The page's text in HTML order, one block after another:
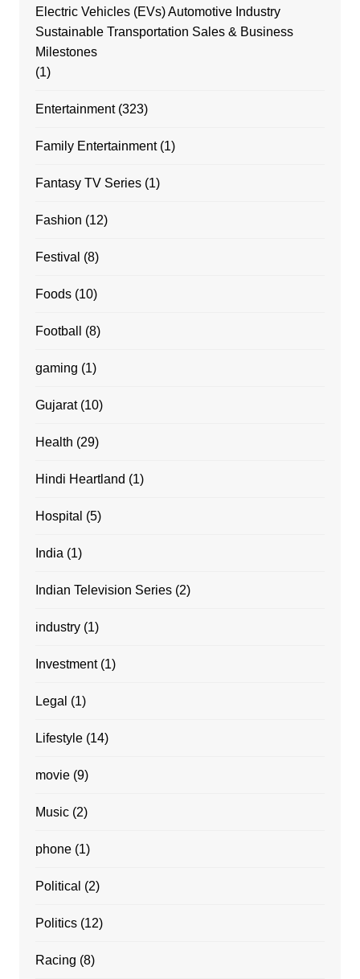
Electric Vehicles (EVs) Automotive Industry
Sustainable Transportation Sales & Business
Milestones
(1)
Entertainment(323)
Family Entertainment(1)
Fantasy TV Series(1)
Fashion (12)
Festival (8)
Foods(10)
Football (8)
gaming (1)
Gujarat(10)
Health (29)
Hindi Heartland (1)
Hospital (5)
India (1)
Indian Television Series(2)
industry(1)
Investment(1)
Legal (1)
Lifestyle(14)
movie(9)
Music(2)
phone(1)
Political (2)
Politics(12)
Racing (8)